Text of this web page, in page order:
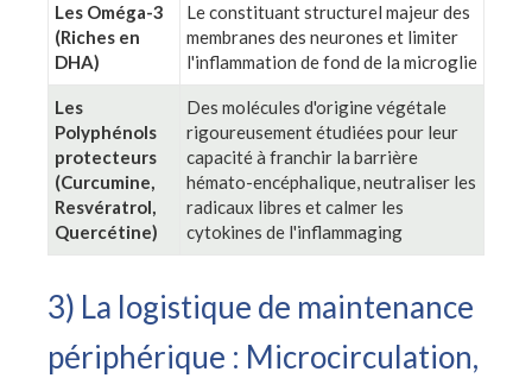
Les Oméga-3
(Riches en
DHA)
Le constituant structurel majeur des
membranes des neurones et limiter
l'inflammation de fond de la microglie
Les
Polyphénols
protecteurs
(Curcumine,
Resvératrol,
Quercétine)
Des molécules d'origine végétale
rigoureusement étudiées pour leur
capacité à franchir la barrière
hémato-encéphalique, neutraliser les
radicaux libres et calmer les
cytokines de l'inflammaging
3) La logistique de maintenance
périphérique : Microcirculation,